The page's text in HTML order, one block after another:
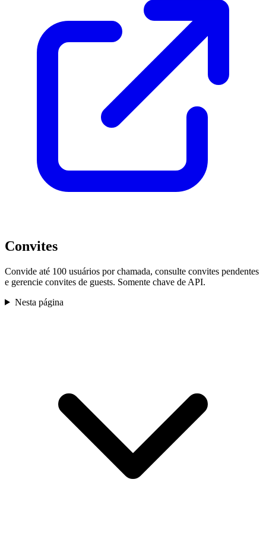
Convites
Convide até 100 usuários por chamada, consulte convites pendentes
e gerencie convites de guests. Somente chave de API.
Nesta página